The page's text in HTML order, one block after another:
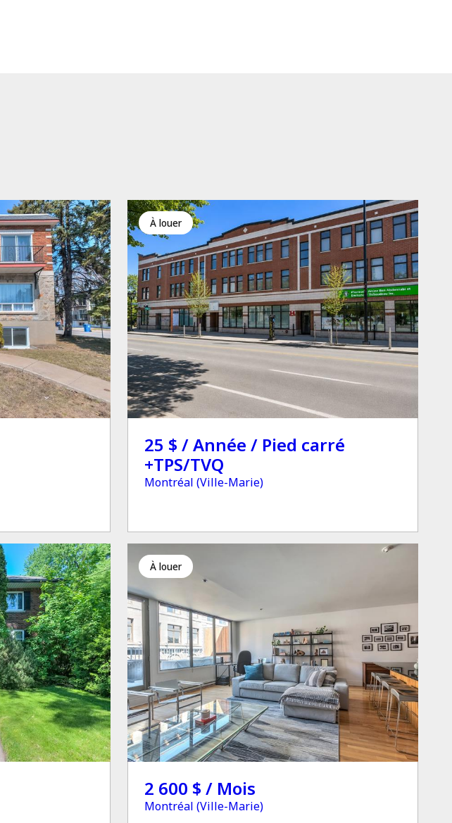
à louer
25 $ / Année / Pied carré
+TPS/TVQ
Montréal (Ville-Marie)
à louer
2 600 $ / Mois
Montréal (Ville-Marie)